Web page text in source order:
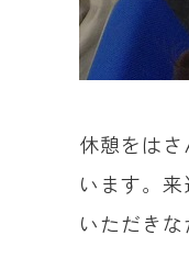
休憩をは
います。
いただき